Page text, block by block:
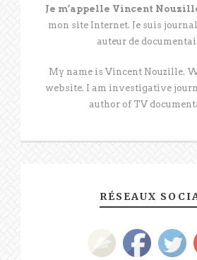
Je m’appelle Vincent
mon site Internet. Je suis
auteur de
My name is Vincent Nouzille.
website. I am investigative
author of TV
RÉSEAUX